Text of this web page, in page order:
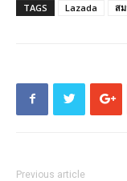
TAGS Lazada ส
Previous article